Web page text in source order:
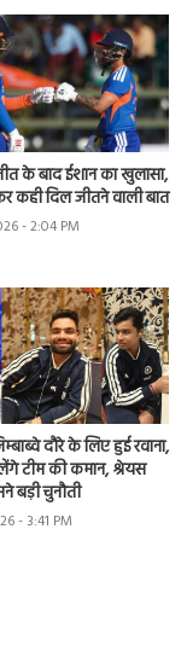
के बाद ईशान का खुलासा,
कही दिल जीतने वाली बात
- 2:04 PM
दौरे के लिए हुई रवाना,
टीम की कमान, श्रेयस
बड़ी चुनौती
- 3:41 PM